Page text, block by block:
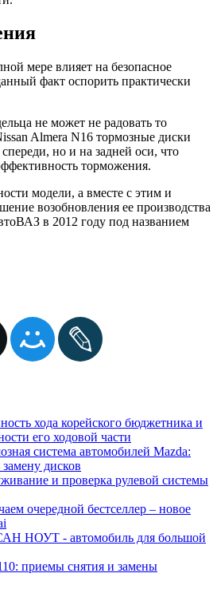
мере влияет на безопасное
факт оспорить практически
не может не радовать то
Almera N16 тормозные диски
но и на задней оси, что
торможения.
модели, а вместе с этим и
возобновления ее производства
в 2012 году под названием
хода корейского бюджетника и
его ходовой части
система автомобилей Mazda:
дисков
и проверка рулевой системы
очередной бестселлер – новое
НОУТ - автомобиль для большой
приемы снятия и замены